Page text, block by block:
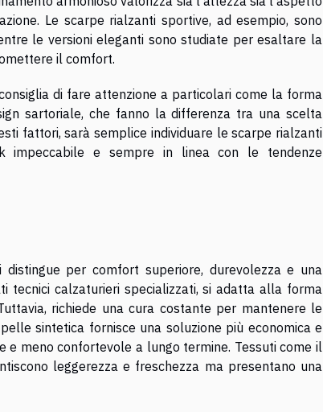
Le scarpe rialzanti sportive, ad esempio, sono
le versioni eleganti sono studiate per esaltare la
il comfort.
di fare attenzione a particolari come la forma
sartoriale, che fanno la differenza tra una scelta
fattori, sarà semplice individuare le scarpe rialzanti
impeccabile e sempre in linea con le tendenze
per comfort superiore, durevolezza e una
tecnici calzaturieri specializzati, si adatta alla forma
richiede una cura costante per mantenere le
sintetica fornisce una soluzione più economica e
meno confortevole a lungo termine. Tessuti come il
leggerezza e freschezza ma presentano una